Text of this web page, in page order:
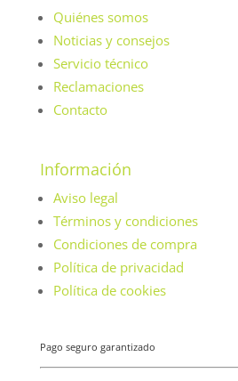
Quiénes somos
Noticias y consejos
Servicio técnico
Reclamaciones
Contacto
Información
Aviso legal
Términos y condiciones
Condiciones de compra
Política de privacidad
Política de cookies
Pago seguro garantizado